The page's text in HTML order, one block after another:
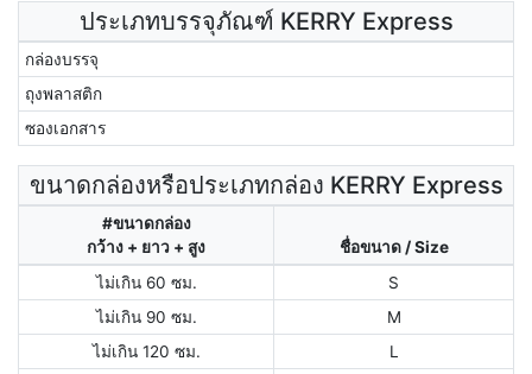
ประเภทบรรจุภัณฑ์ KERRY Express
กล่องบรรจุ
ถุงพลาสติก
ซองเอกสาร
ขนาดกล่องหรือประเภทกล่อง KERRY Express
#ขนาดกล่อง
กว้าง + ยาว + สูง
ชื่อขนาด / Size
ไม่เกิน 60 ซม.
S
ไม่เกิน 90 ซม.
M
ไม่เกิน 120 ซม.
L